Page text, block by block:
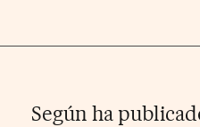
Según ha